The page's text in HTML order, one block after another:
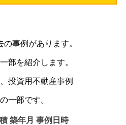
の事例があります。
部を紹介します。
投資用不動産事例
一部です。
築年月 事例日時